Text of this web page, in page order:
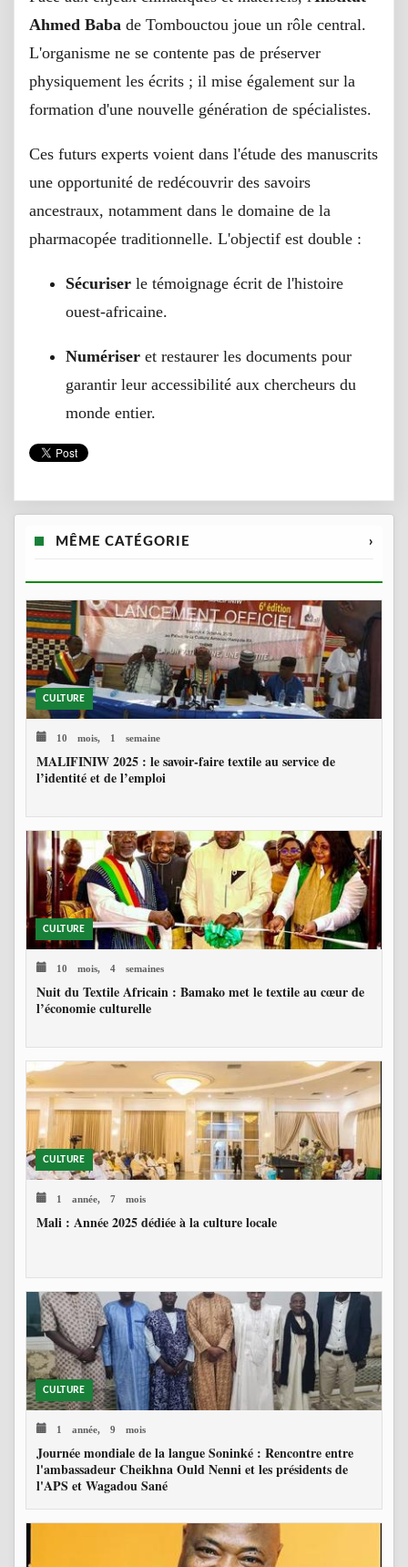
Ahmed Baba de Tombouctou joue un rôle central.
L'organisme ne se contente pas de préserver
physiquement les écrits ; il mise également sur la
formation d'une nouvelle génération de spécialistes.
Ces futurs experts voient dans l'étude des manuscrits
une opportunité de redécouvrir des savoirs
ancestraux, notamment dans le domaine de la
pharmacopée traditionnelle. L'objectif est double :
Sécuriser le témoignage écrit de l'histoire
ouest-africaine.
Numériser et restaurer les documents pour
garantir leur accessibilité aux chercheurs du
monde entier.
MÊME CATÉGORIE ›
CULTURE
10 mois, 1 semaine
MALIFINIW 2025 : le savoir-faire textile au service de
l’identité et de l’emploi
CULTURE
10 mois, 4 semaines
Nuit du Textile Africain : Bamako met le textile au cœur de
l’économie culturelle
CULTURE
1 année, 7 mois
Mali : Année 2025 dédiée à la culture locale
CULTURE
1 année, 9 mois
Journée mondiale de la langue Soninké : Rencontre entre
l'ambassadeur Cheikhna Ould Nenni et les présidents de
l'APS et Wagadou Sané